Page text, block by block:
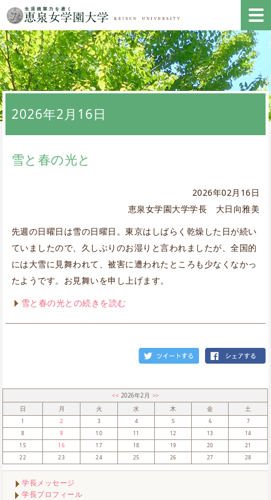
2026年2月16日
雪と春の光と
2026年02月16日
恵泉女学園大学学長 大日向雅美
先週の日曜日は雪の日曜日。東京はしばらく乾燥した日が続い
ていましたので、久しぶりのお湿りと言われましたが、全国的
には大雪に見舞われて、被害に遭われたところも少なくなかっ
たようです。お見舞いを申し上げます。
雪と春の光との続きを読む
<< 2026年2月 >>
日
月 火 水 木 金 土
1 2 3 4 5 6
7
8
9 10 11 12 13
14
15
16 17 18 19 20
21
22
23 24 25 26 27 28
学長メッセージ
学長プロフィール